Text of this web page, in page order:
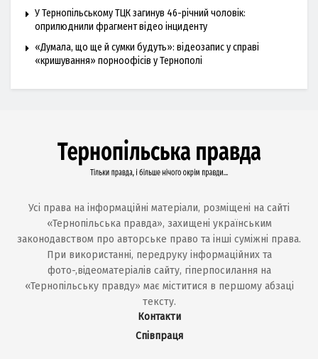
У Тернопільському ТЦК загинув 46-річний чоловік:
оприлюднили фрагмент відео інциденту
«Думала, що ще й сумки будуть»: відеозапис у справі
«кришування» порноофісів у Тернополі
Усі права на інформаційні матеріали, розміщені на сайті
«Тернопільська правда», захищені українським
законодавством про авторське право та інші суміжні права.
При використанні, передруку інформаційних та
фото-,відеоматеріалів сайту, гіперпосилання на
«Тернопільську правду» має міститися в першому абзаці
тексту.
Контакти
Співпраця